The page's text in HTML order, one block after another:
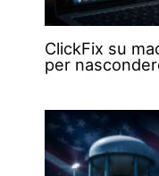
ClickFix su
per